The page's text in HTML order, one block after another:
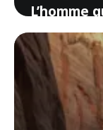
L’homme
à Nagasaki
5 juin 2026